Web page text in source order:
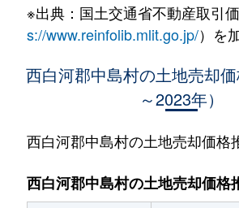
※出典：国土交通省不動産取引
s://www.reinfolib.mlit.go.jp/）を
西白河郡中島村の土地売却
～2023年）
西白河郡中島村の土地売却価格
西白河郡中島村の土地売却価格